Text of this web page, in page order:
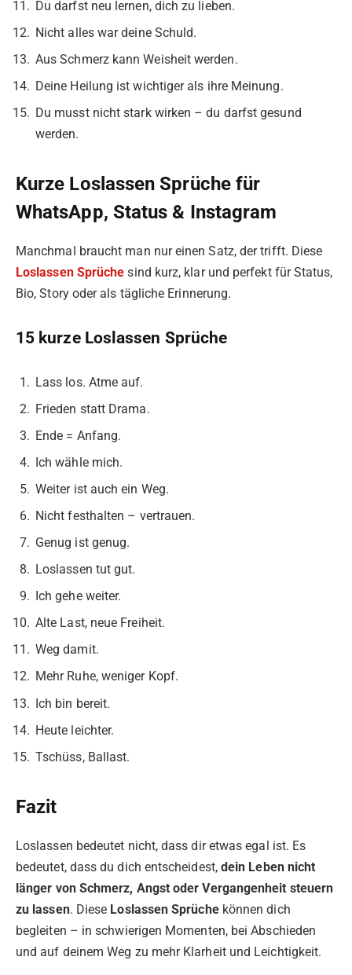
Du darfst neu lernen, dich zu lieben.
Nicht alles war deine Schuld.
Aus Schmerz kann Weisheit werden.
Deine Heilung ist wichtiger als ihre Meinung.
Du musst nicht stark wirken – du darfst gesund
werden.
Kurze Loslassen Sprüche für
WhatsApp, Status & Instagram
Manchmal braucht man nur einen Satz, der trifft. Diese
Loslassen Sprüche sind kurz, klar und perfekt für Status,
Bio, Story oder als tägliche Erinnerung.
15 kurze Loslassen Sprüche
Lass los. Atme auf.
Frieden statt Drama.
Ende = Anfang.
Ich wähle mich.
Weiter ist auch ein Weg.
Nicht festhalten – vertrauen.
Genug ist genug.
Loslassen tut gut.
Ich gehe weiter.
Alte Last, neue Freiheit.
Weg damit.
Mehr Ruhe, weniger Kopf.
Ich bin bereit.
Heute leichter.
Tschüss, Ballast.
Fazit
Loslassen bedeutet nicht, dass dir etwas egal ist. Es
bedeutet, dass du dich entscheidest, dein Leben nicht
länger von Schmerz, Angst oder Vergangenheit steuern
zu lassen. Diese Loslassen Sprüchekönnen dich
begleiten – in schwierigen Momenten, bei Abschieden
und auf deinem Weg zu mehr Klarheit und Leichtigkeit.